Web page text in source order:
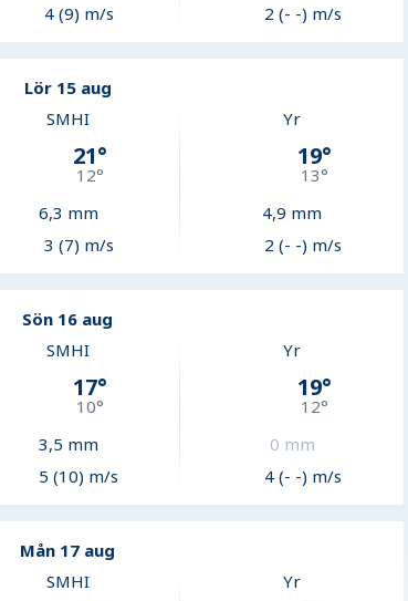
4 (9) m/s
2 (- -) m/s
Lör 15 aug
SMHI
21°
12°
6,3 mm
3 (7) m/s
Yr
19°
13°
4,9 mm
2 (- -) m/s
Sön 16 aug
SMHI
17°
10°
3,5 mm
5 (10) m/s
Yr
19°
12°
0 mm
4 (- -) m/s
Mån 17 aug
SMHI Yr